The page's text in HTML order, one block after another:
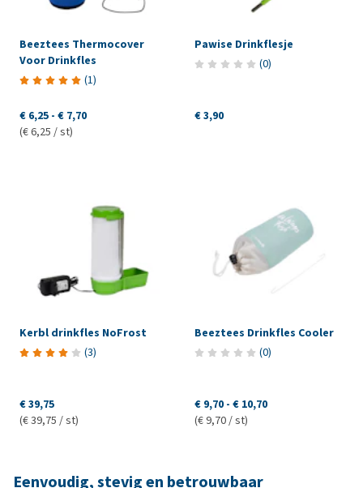
Beeztees Thermocover
Voor Drinkfles
(1)
€ 6,25 - € 7,70
(€ 6,25 / st)
Pawise Drinkflesje
(0)
€ 3,90
Kerbl drinkfles NoFrost
(3)
€ 39,75
(€ 39,75 / st)
Beeztees Drinkfles Cooler
(0)
€ 9,70 - € 10,70
(€ 9,70 / st)
Eenvoudig, stevig en betrouwbaar